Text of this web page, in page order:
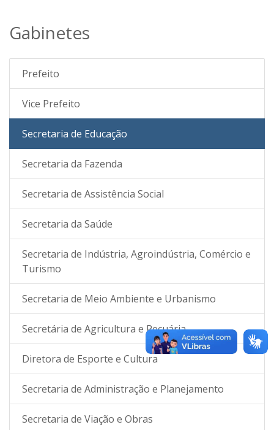
Gabinetes
Prefeito
Vice Prefeito
Secretaria de Educação
Secretaria da Fazenda
Secretaria de Assistência Social
Secretaria da Saúde
Secretaria de Indústria, Agroindústria, Comércio e
Turismo
Secretaria de Meio Ambiente e Urbanismo
Secretária de Agricultura e Pecuária
Diretora de Esporte e Cultura
Secretaria de Administração e Planejamento
Secretaria de Viação e Obras